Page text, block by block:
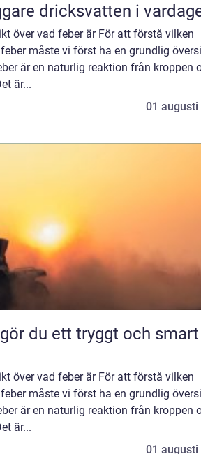
dricksvatten i
över vad feber är För att förstå vilken
måste vi först ha en grundlig
är en naturlig reaktion från kroppen
är...
01 augusti
över vad feber är För att förstå vilken
måste vi först ha en grundlig
är en naturlig reaktion från kroppen
är...
01 augusti